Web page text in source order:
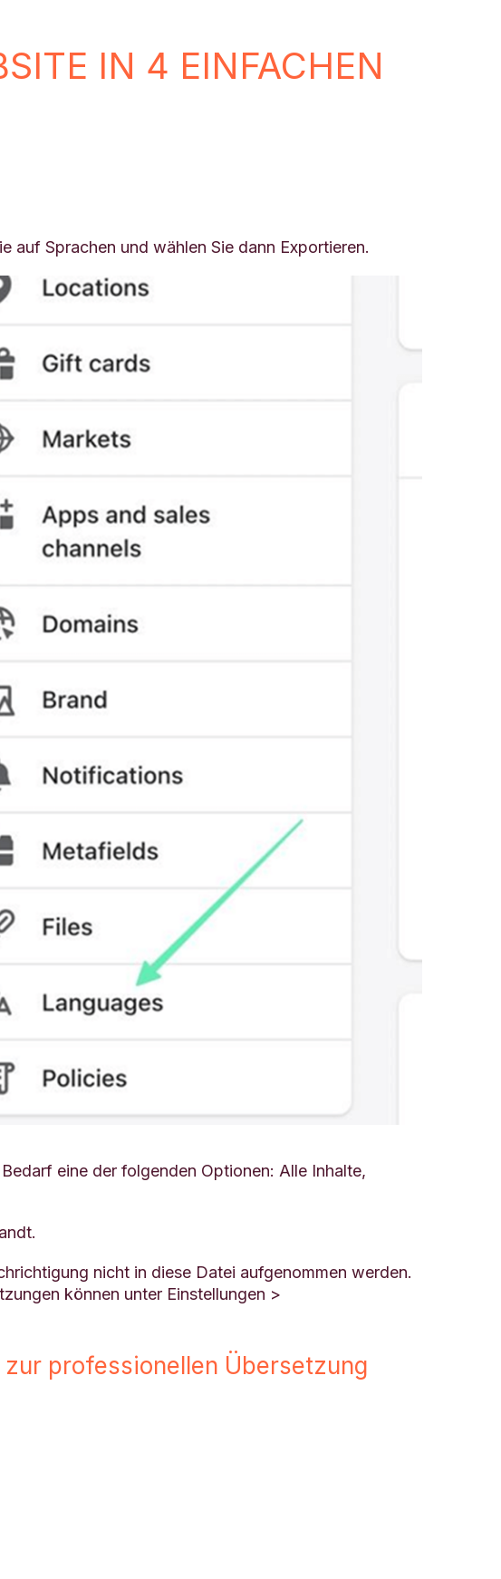
IN 4 EINFACHEN
auf Sprachen und wählen Sie dann Exportieren.
eine der folgenden Optionen: Alle Inhalte,
nicht in diese Datei aufgenommen werden.
können unter Einstellungen >
professionellen Übersetzung